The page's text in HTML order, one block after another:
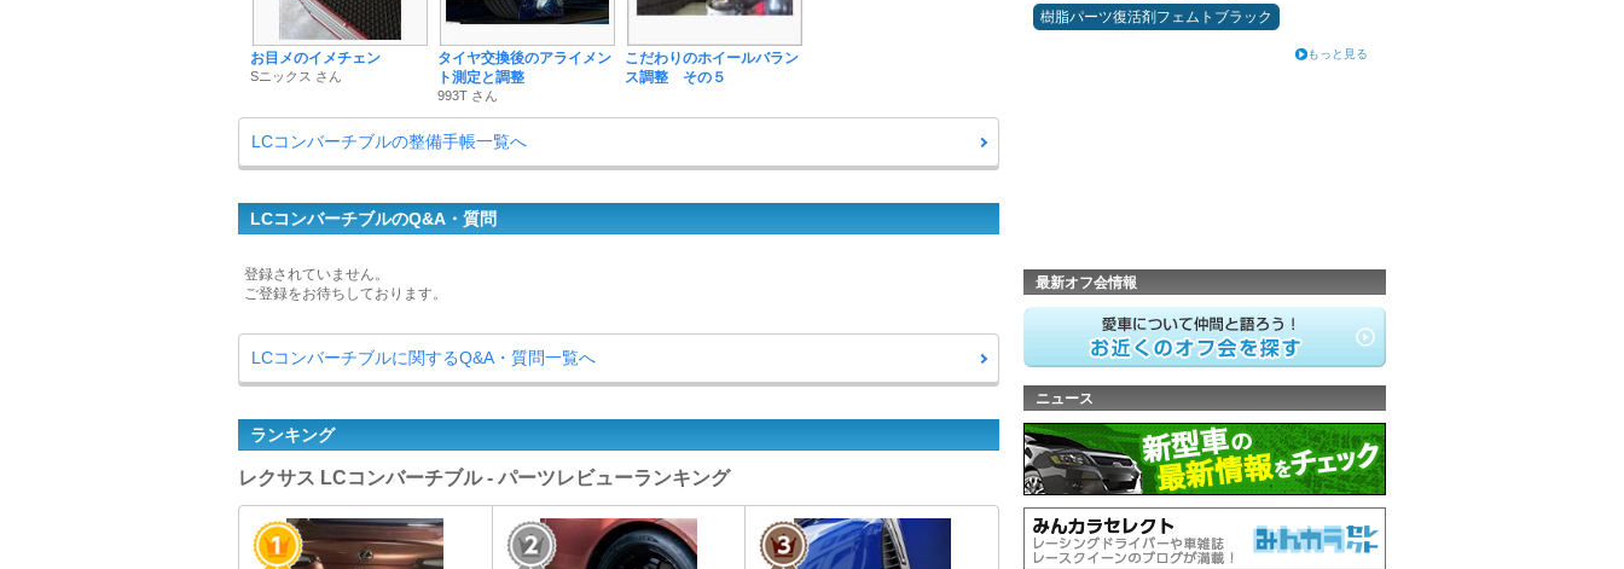
お目メのイメチェン
Sニックス さん
タイヤ交換後のアライメン
ト測定と調整
993T さん
こだわりのホイールバラン
ス調整 その５
LCコンバーチブルの整備手帳一覧へ
LCコンバーチブルのQ&A・質問
登録されていません。
ご登録をお待ちしております。
LCコンバーチブルに関するQ&A・質問一覧へ
ランキング
レクサス LCコンバーチブル - パーツレビューランキング
樹脂パーツ復活剤フェムトブラック
もっと見る
最新オフ会情報
ニュース